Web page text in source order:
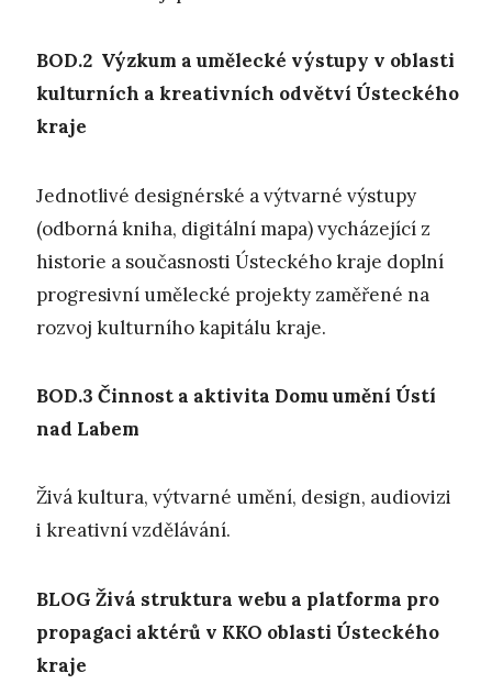
BOD.2 Výzkum a umělecké výstupy v oblasti
kulturních a kreativních odvětví Ústeckého
kraje
Jednotlivé designérské a výtvarné výstupy
(odborná kniha, digitální mapa) vycházející z
historie a současnosti Ústeckého kraje doplní
progresivní umělecké projekty zaměřené na
rozvoj kulturního kapitálu kraje.
BOD.3 Činnost a aktivita Domu umění Ústí
nad Labem
Živá kultura, výtvarné umění, design, audiovizi
i kreativní vzdělávání.
BLOG Živá struktura webu a platforma pro
propagaci aktérů v KKO oblasti Ústeckého
kraje